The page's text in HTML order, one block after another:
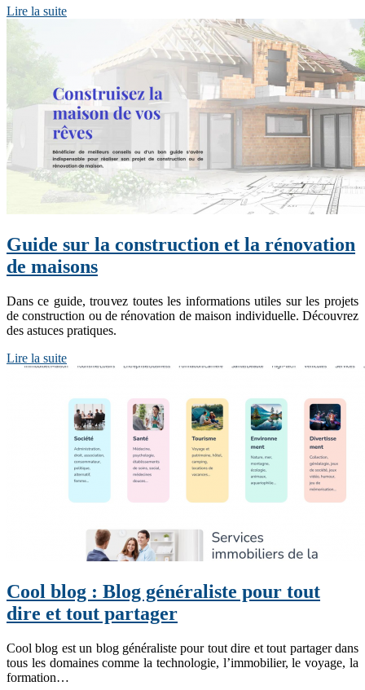
Lire la suite
Guide sur la construction et la rénovation
de maisons
Dans ce guide, trouvez toutes les informations utiles sur les projets
de construction ou de rénovation de maison individuelle. Découvrez
des astuces pratiques.
Lire la suite
Cool blog : Blog généraliste pour tout
dire et tout partager
Cool blog est un blog généraliste pour tout dire et tout partager dans
tous les domaines comme la technologie, l’immobilier, le voyage, la
formation…